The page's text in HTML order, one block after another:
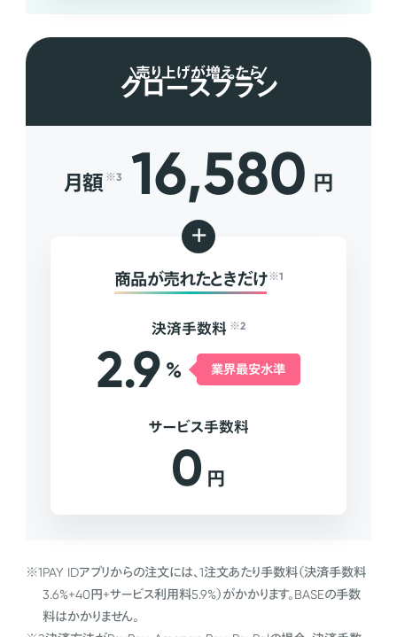
売り上げが増えたら
グロースプラン
月額 ※3 16,580 円
+
商品が売れたときだけ ※1
決済手数料 ※2
2.9 % 業界最安水準
サービス手数料
0 円
※1PAY IDアプリからの注文には、1注文あたり手数料（決済手数料
3.6%+40円+サービス利用料5.9%）がかかります。BASEの手数
料はかかりません。